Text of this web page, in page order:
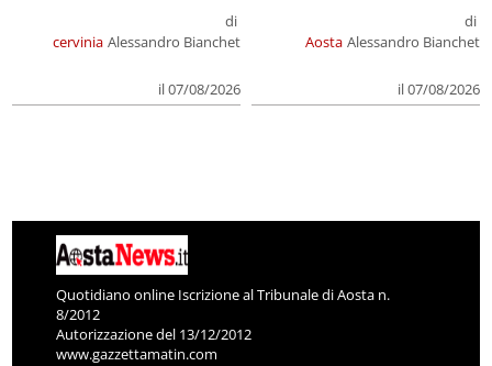
cervinia
di
Alessandro Bianchet
il 07/08/2026
Aosta
di
Alessandro Bianchet
il 07/08/2026
Quotidiano online Iscrizione al Tribunale di Aosta n.
8/2012
Autorizzazione del 13/12/2012
www.gazzettamatin.com